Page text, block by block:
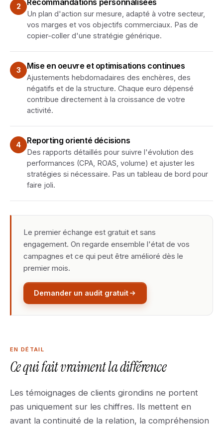
2 Recommandations personnalisées
Un plan d'action sur mesure, adapté à votre secteur,
vos marges et vos objectifs commerciaux. Pas de
copier-coller d'une stratégie générique.
3 Mise en oeuvre et optimisations continues
Ajustements hebdomadaires des enchères, des
négatifs et de la structure. Chaque euro dépensé
contribue directement à la croissance de votre
activité.
4 Reporting orienté décisions
Des rapports détaillés pour suivre l'évolution des
performances (CPA, ROAS, volume) et ajuster les
stratégies si nécessaire. Pas un tableau de bord pour
faire joli.
Le premier échange est gratuit et sans
engagement. On regarde ensemble l'état de vos
campagnes et ce qui peut être amélioré dès le
premier mois.
Demander un audit gratuit
EN DÉTAIL
Ce qui fait vraiment la différence
Les témoignages de clients girondins ne portent
pas uniquement sur les chiffres. Ils mettent en
avant la continuité de la relation, la compréhension